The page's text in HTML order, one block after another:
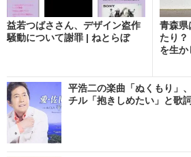
益若つばささん、デザイン盗作
騒動について謝罪 | ねとらぼ
青森県
たり
を生か
平浩二の楽曲「ぬくもり」
チル「抱きしめたい」と歌